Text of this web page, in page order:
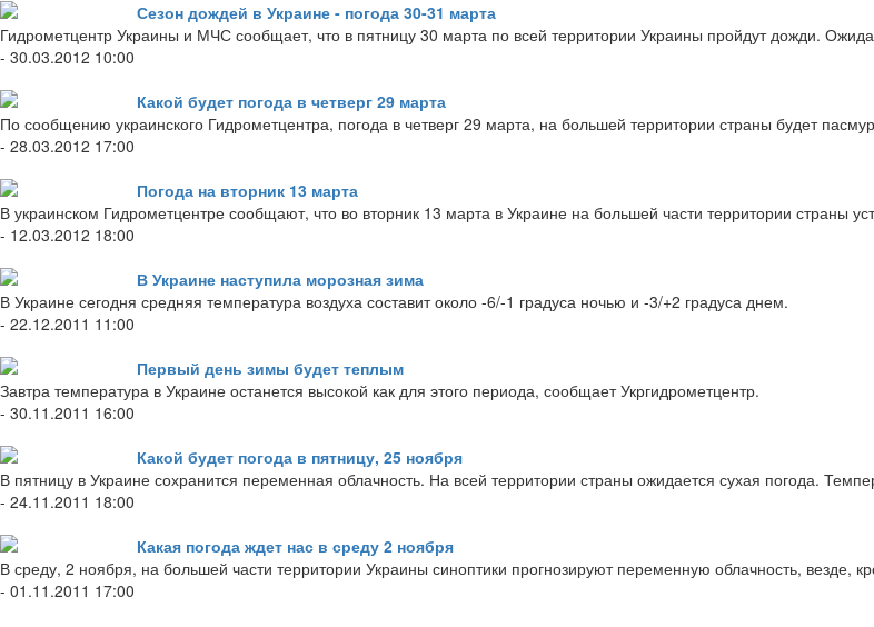
Сезон дождей в Украине - погода 30-31 марта
Гидрометцентр Украины и МЧС сообщает, что в пятницу 30 марта по всей территории Украины пройдут дожди.
- 30.03.2012 10:00
Какой будет погода в четверг 29 марта
По сообщению украинского Гидрометцентра, погода в четверг 29 марта, на большей территории страны будет
- 28.03.2012 17:00
Погода на вторник 13 марта
В украинском Гидрометцентре сообщают, что во вторник 13 марта в Украине на большей части территории страны
- 12.03.2012 18:00
В Украине наступила морозная зима
В Украине сегодня средняя температура воздуха составит около -6/-1 градуса ночью и -3/+2 градуса днем.
- 22.12.2011 11:00
Первый день зимы будет теплым
Завтра температура в Украине останется высокой как для этого периода, сообщает Укргидрометцентр.
- 30.11.2011 16:00
Какой будет погода в пятницу, 25 ноября
В пятницу в Украине сохранится переменная облачность. На всей территории страны ожидается сухая погода.
- 24.11.2011 18:00
Какая погода ждет нас в среду 2 ноября
В среду, 2 ноября, на большей части территории Украины синоптики прогнозируют переменную облачность, везде,
- 01.11.2011 17:00